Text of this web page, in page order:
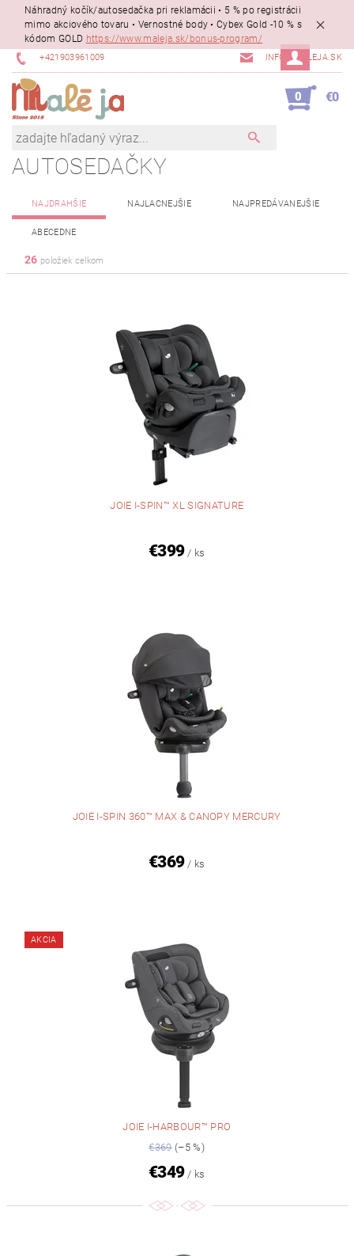
Náhradný kočík/autosedačka pri reklamácii • 5 % po registrácii
mimo akciového tovaru • Vernostné body • Cybex Gold -10 % s
kódom GOLD https://www.maleja.sk/bonus-program/
+421903961009 INFO@MALEJA.SK
0 €0
AUTOSEDAČKY
NAJDRAHŠIE NAJLACNEJŠIE NAJPREDÁVANEJŠIE
ABECEDNE
26 položiek celkom
JOIE I-SPIN™ XL SIGNATURE
€399 / ks
JOIE I-SPIN 360™ MAX & CANOPY MERCURY
€369 / ks
AKCIA
JOIE I-HARBOUR™ PRO
€369(–5 %)
€349 / ks